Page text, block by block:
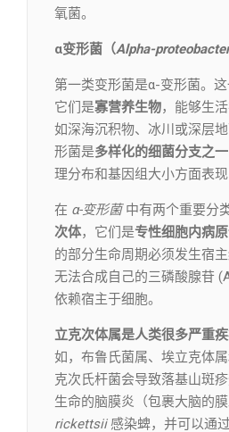
氧菌。
α变形菌（Alpha-
第一类变形菌是α-变形菌。
它们是寡营养生物，能够生
如深海沉积物、冰川或深层
形菌是多样化的细菌分支之一
理分布和基因组大小方面表
在 α-变形菌中有两个重要分类
次体，它们是专性细胞内病
的部分生命周期必须发生宿
无法合成自己的三磷酸腺苷
依赖宿主于细胞。
立克次体属是人类很多严重
如，布鲁氏菌属、埃立克体
克次氏杆菌会导致落基山斑
生命的脑膜炎（包裹大脑的膜
rickettsii 感染蜱，并可以通